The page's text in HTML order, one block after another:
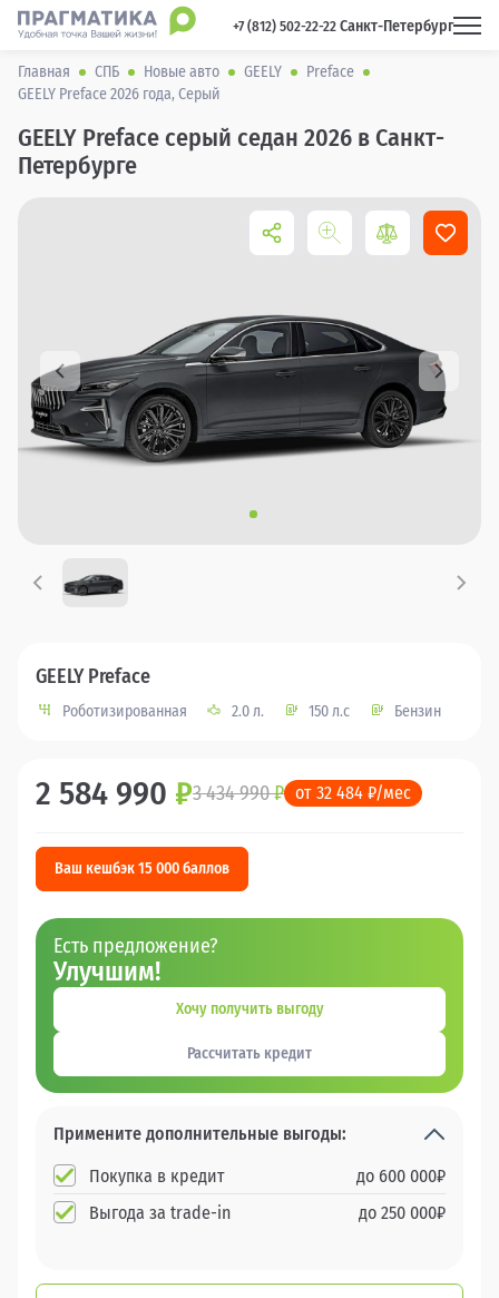
+7 (812) 502-22-22 Санкт-Петербург
Главная СПБ Новые авто GEELY
Preface
GEELY Preface 2026 года, Серый
GEELY Preface серый седан 2026 в Санкт-
Петербурге
GEELY Preface
Роботизированная 2.0 л. 150 л.с Бензин
2 584 990 ₽3 434 990₽ от 32 484 ₽/мес
Ваш кешбэк 15 000 баллов
Есть предложение?
Улучшим!
Хочу получить выгоду
Рассчитать кредит
Примените дополнительные выгоды:
Покупка в кредит
до 600 000₽
Выгода за trade-in
до 250 000₽